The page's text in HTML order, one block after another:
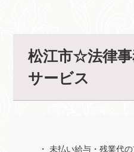
松江市☆法律
サービス
未払い給与・残業代